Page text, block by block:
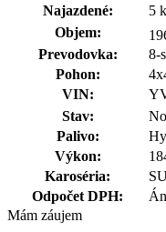
Najazdené:
5
Objem:
Prevodovka:
8-
Pohon:
VIN:
Stav:
Palivo:
Výkon:
Karoséria:
Odpočet DPH:
Mám záujem